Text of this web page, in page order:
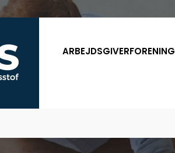
ARBEJDSGIVERFORENING